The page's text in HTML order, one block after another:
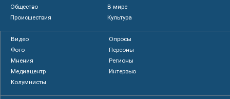
Общество
В мире
Происшествия
Культура
Видео
Опросы
Фото
Персоны
Мнения
Регионы
Медиацентр
Интервью
Колумнисты